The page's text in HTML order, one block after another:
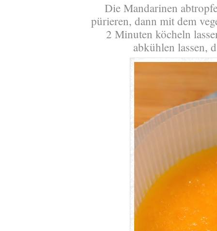
Die Mandarinen
pürieren, dann mit dem
2 Minuten köcheln
abkühlen lassen,